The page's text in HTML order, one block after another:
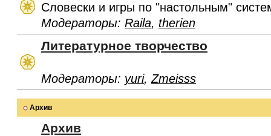
Словески и игры по "настольным"
Модераторы: Raila, therien
Литературное творчество
Модераторы: yuri, Zmeisss
Архив
Архив